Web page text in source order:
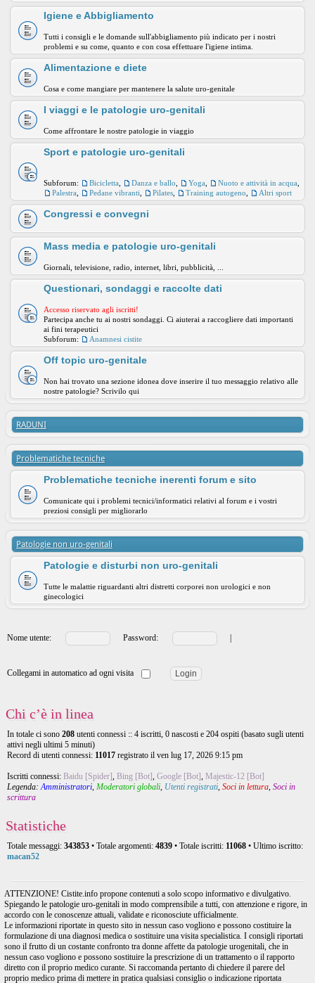
Igiene e Abbigliamento
Tutti i consigli e le domande sull'abbigliamento più indicato per i nostri
problemi e su come, quanto e con cosa effettuare l'igiene intima.
Alimentazione e diete
Cosa e come mangiare per mantenere la salute uro-genitale
I viaggi e le patologie uro-genitali
Come affrontare le nostre patologie in viaggio
Sport e patologie uro-genitali
Subforum: Bicicletta Danza e ballo Yoga Nuoto e attività in acqua
Palestra
Pedane vibranti Pilates Training autogeno Altri sport
Congressi e convegni
Mass media e patologie uro-genitali
Giornali, televisione, radio, internet, libri, pubblicità, ...
Questionari, sondaggi e raccolte dati
Accesso riservato agli iscritti!
Partecipa anche tu ai nostri sondaggi. Ci aiuterai a raccogliere dati importanti
ai fini terapeutici
Subforum:
Anamnesi cistite
Off topic uro-genitale
Non hai trovato una sezione idonea dove inserire il tuo messaggio relativo alle
nostre patologie? Scrivilo qui
RADUNI
Problematiche tecniche
Problematiche tecniche inerenti forum e sito
Comunicate qui i problemi tecnici/informatici relativi al forum e i vostri
preziosi consigli per migliorarlo
Patologie non uro-genitali
Patologie e disturbi non uro-genitali
Tutte le malattie riguardanti altri distretti corporei non urologici e non
ginecologici
Nome utente: Password:
Collegami in automatico ad ogni visita
Chi c’è in linea
In totale ci sono 208 utenti connessi :: 4 iscritti, 0 nascosti e 204 ospiti (basato sugli utenti
attivi negli ultimi 5 minuti)
Record di utenti connessi: 11017 registrato il ven lug 17, 2026 9:15 pm
Iscritti connessi: Baidu [Spider], Bing [Bot], Google [Bot], Majestic-12 [Bot]
Legenda:Amministratori, Moderatori globali, Utenti registrati, Soci in lettura, Soci in
scrittura
Statistiche
Totale messaggi: 343853 • Totale argomenti: 4839 • Totale iscritti: 11068 • Ultimo iscritto:
macan52
ATTENZIONE! Cistite.info propone contenuti a solo scopo informativo e divulgativo.
Spiegando le patologie uro-genitali in modo comprensibile a tutti, con attenzione e rigore, in
accordo con le conoscenze attuali, validate e riconosciute ufficialmente.
Le informazioni riportate in questo sito in nessun caso vogliono e possono costituire la
formulazione di una diagnosi medica o sostituire una visita specialistica. I consigli riportati
sono il frutto di un costante confronto tra donne affette da patologie urogenitali, che in
nessun caso vogliono e possono sostituire la prescrizione di un trattamento o il rapporto
diretto con il proprio medico curante. Si raccomanda pertanto di chiedere il parere del
proprio medico prima di mettere in pratica qualsiasi consiglio o indicazione riportata